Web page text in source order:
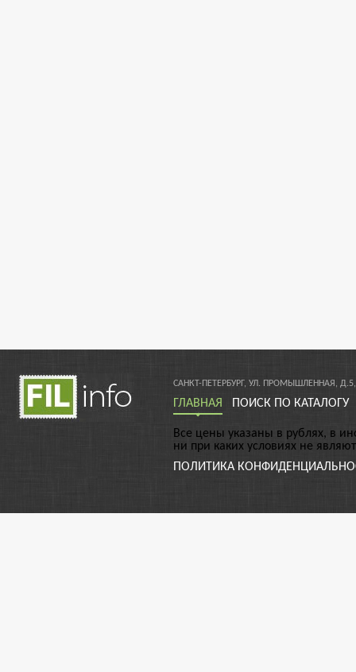
САНКТ-ПЕТЕРБУРГ, УЛ. ПРОМЫШЛЕННАЯ,
ГЛАВНАЯ ПОИСК ПО КАТАЛОГУ
Все цены указаны в рублях, в
ни при каких условиях не
ПОЛИТИКА